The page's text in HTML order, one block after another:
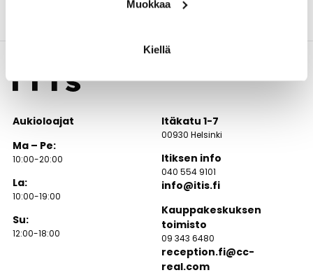
Muokkaa
Kiellä
Aukioloajat
Ma – Pe:
10:00-20:00
La:
10:00-19:00
Su:
12:00-18:00
Itäkatu 1-7
00930 Helsinki
Itiksen info
040 554 9101
info@itis.fi
Kauppakeskuksen
toimisto
09 343 6480
reception.fi@cc-
real.com